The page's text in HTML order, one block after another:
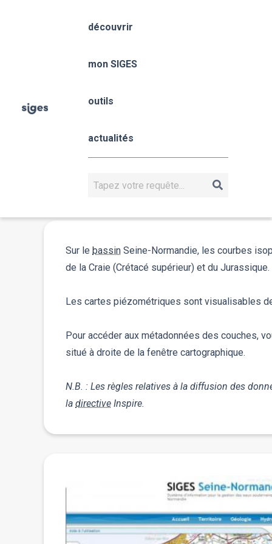
découvrir
mon SIGES
outils
actualités
Consultation des cartes piézométriques
piézométriques
Consultation et
piézométriques
Sur le bassin Seine-Normandie, les courbes
de la Craie (Crétacé supérieur) et du Jurassique.
Les cartes piézométriques sont visualisables
Pour accéder aux métadonnées des couches,
situé à droite de la fenêtre cartographique.
N.B. : Les règles relatives à la diffusion des
la directive Inspire.